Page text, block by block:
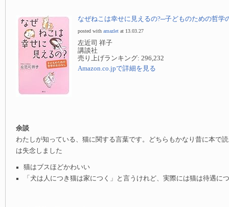
なぜねこは幸せに見えるの?─子どものための哲学
posted with amazlet at 13.03.27
左近司 祥子
講談社
売り上げランキング: 296,232
Amazon.co.jpで詳細を見る
余談
わたしが知っている、猫に関する言葉です。どちらもかなり昔に本で
は失念しました
猫はブスほどかわいい
「犬は人につき猫は家につく」と言うけれど、実際には猫は待遇に